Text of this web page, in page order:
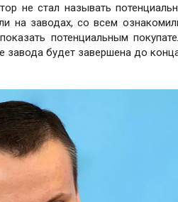
не стал называть
на заводах, со всем
потенциальным
будет завершена до